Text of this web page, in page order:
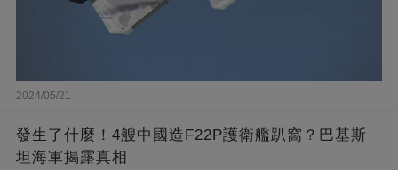
2024/05/21
發生了什麼！4艘中國造F22P護衛艦趴窩？巴基斯
坦海軍揭露真相